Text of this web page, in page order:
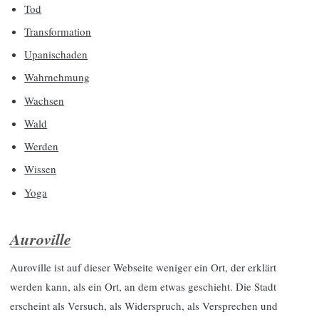
Tod
Transformation
Upanischaden
Wahrnehmung
Wachsen
Wald
Werden
Wissen
Yoga
Auroville
Auroville ist auf dieser Webseite weniger ein Ort, der erklärt
werden kann, als ein Ort, an dem etwas geschieht. Die Stadt
erscheint als Versuch, als Widerspruch, als Versprechen und